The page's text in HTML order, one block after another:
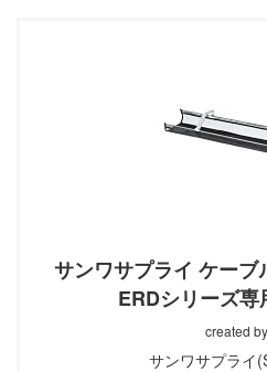
サンワサプライ ケー
ERDシリーズ
created by
サンワサプライ